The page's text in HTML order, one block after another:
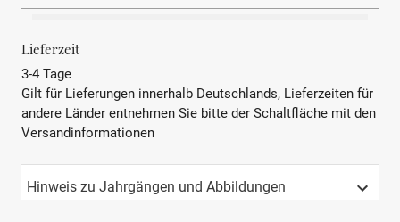
REBSORTE
Sauvignon, Cabernet Franc,
Petit Verdot
Lieferzeit
3-4 Tage
Gilt für Lieferungen innerhalb Deutschlands, Lieferzeiten für
andere Länder entnehmen Sie bitte der Schaltfläche mit den
Versandinformationen
Hinweis zu Jahrgängen und Abbildungen